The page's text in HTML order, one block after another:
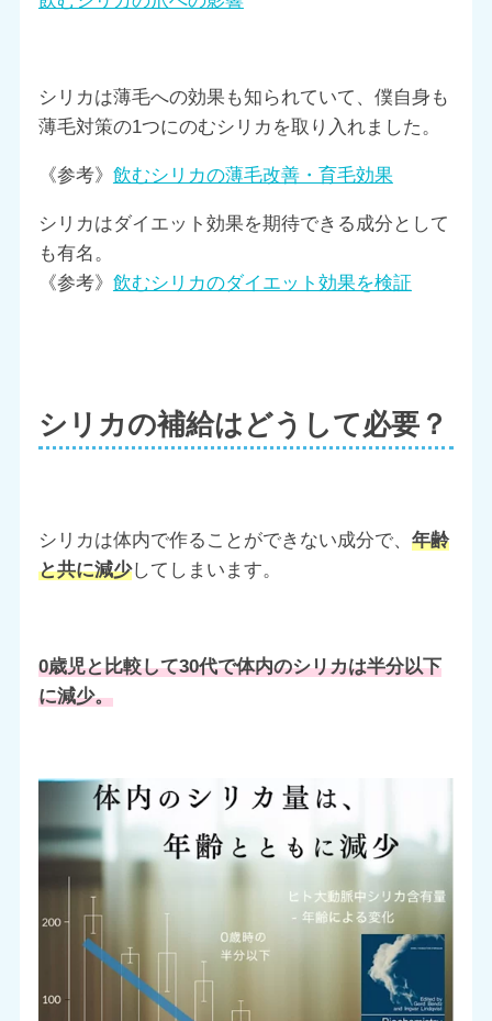
シリカは薄毛への効果も知られていて、僕自身も
薄毛対策の1つにのむシリカを取り入れました。
《参考》 飲むシリカの薄毛改善・育毛効果
シリカはダイエット効果を期待できる成分として
も有名。
《参考》 飲むシリカのダイエット効果を検証
シリカの補給はどうして必要？
シリカは体内で作ることができない成分で、 年齢
と共に減少してしまいます。
0歳児と比較して30代で体内のシリカは半分以下
に減少。